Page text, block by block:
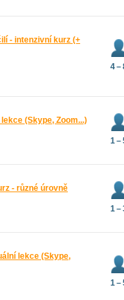
- intenzivní kurz (+
4 –
(Skype, Zoom...)
1 –
- různé úrovně
1 –
lekce (Skype,
1 –